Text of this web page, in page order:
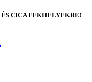
CICA FEKHELYEKRE!